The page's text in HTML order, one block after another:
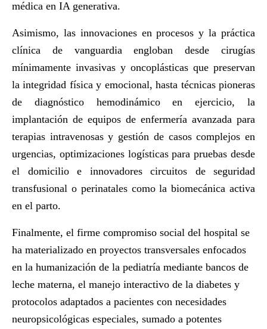
médica en IA generativa.
Asimismo, las innovaciones en procesos y la práctica
clínica de vanguardia engloban desde cirugías
mínimamente invasivas y oncoplásticas que preservan
la integridad física y emocional, hasta técnicas pioneras
de diagnóstico hemodinámico en ejercicio, la
implantación de equipos de enfermería avanzada para
terapias intravenosas y gestión de casos complejos en
urgencias, optimizaciones logísticas para pruebas desde
el domicilio e innovadores circuitos de seguridad
transfusional o perinatales como la biomecánica activa
en el parto.
Finalmente, el firme compromiso social del hospital se
ha materializado en proyectos transversales enfocados
en la humanización de la pediatría mediante bancos de
leche materna, el manejo interactivo de la diabetes y
protocolos adaptados a pacientes con necesidades
neuropsicológicas especiales, sumado a potentes